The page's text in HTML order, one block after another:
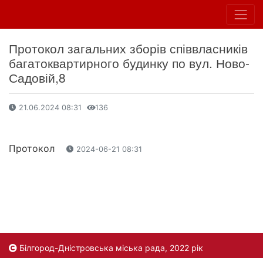
Протокол загальних зборів співвласників
багатоквартирного будинку по вул. Ново-
Садовій,8
21.06.2024 08:31 136
Протокол 2024-06-21 08:31
Білгород-Дністровська міська рада, 2022 рік